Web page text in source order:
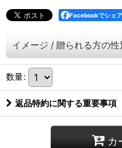
Facebookでシェア
イメージ / 贈られる方の性
数量:
返品特約に関する重要事項
カ